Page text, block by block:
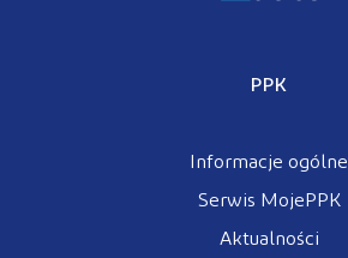
PPK
Informacje ogólne
Serwis MojePPK
Aktualności